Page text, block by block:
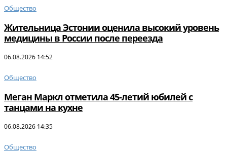
Общество
Жительница Эстонии оценила высокий уровень
медицины в России после переезда
06.08.2026 14:52
Общество
Меган Маркл отметила 45-летий юбилей с
танцами на кухне
06.08.2026 14:35
Общество